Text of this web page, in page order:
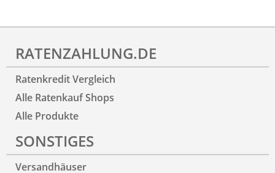
RATENZAHLUNG.DE
Ratenkredit Vergleich
Alle Ratenkauf Shops
Alle Produkte
SONSTIGES
Versandhäuser